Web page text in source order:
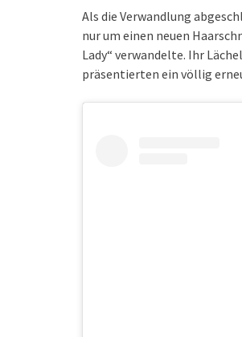
Als die Verwandlung
nur um einen neuen
Lady“ verwandelte. Ihr
präsentierten ein völlig